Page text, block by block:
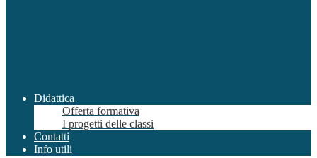
Didattica
Offerta formativa
I progetti delle classi
Contatti
Info utili